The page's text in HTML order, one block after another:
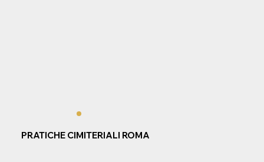
PRATICHE CIMITERIALI ROMA